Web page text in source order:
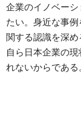
企業のイノベー
たい。身近な事
関する認識を深
自ら日本企業の
れないからである